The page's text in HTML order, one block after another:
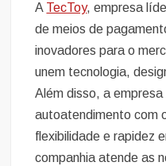
A TecToy, empresa
de meios de
inovadores para o
unem tecnologia,
Além disso, a
autoatendimento com
flexibilidade e rapidez
companhia atende as